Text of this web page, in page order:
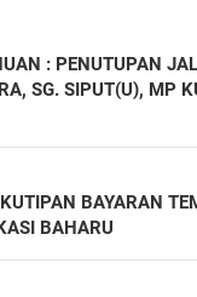
: PENUTUPAN
SG. SIPUT(U), MP
BAYARAN
BAHARU